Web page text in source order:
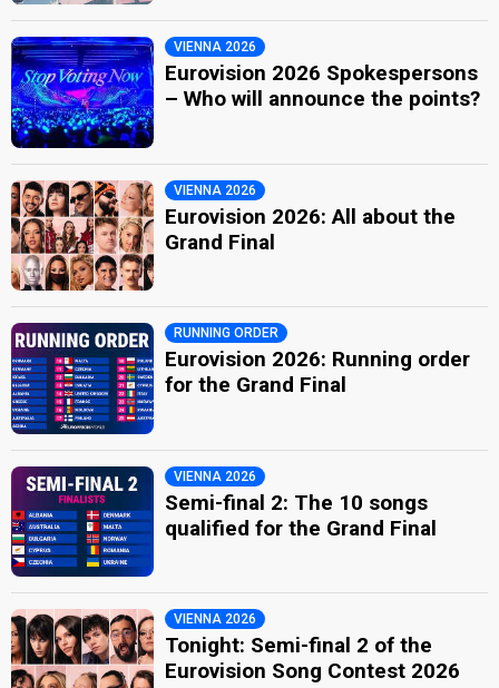
VIENNA 2026
Eurovision 2026 Spokespersons
– Who will announce the points?
VIENNA 2026
Eurovision 2026: All about the
Grand Final
RUNNING ORDER
Eurovision 2026: Running order
for the Grand Final
VIENNA 2026
Semi-final 2: The 10 songs
qualified for the Grand Final
VIENNA 2026
Tonight: Semi-final 2 of the
Eurovision Song Contest 2026